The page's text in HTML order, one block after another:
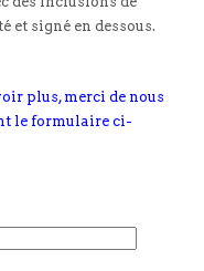
et signé en dessous.
plus, merci de nous
le formulaire ci-